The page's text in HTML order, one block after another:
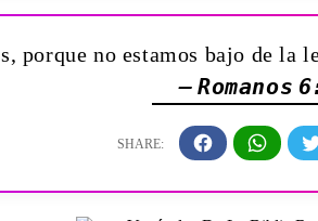
porque no estamos bajo de
— Romanos